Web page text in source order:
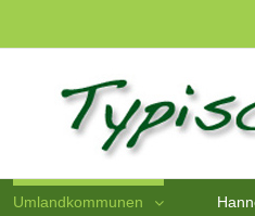
Umlandkommunen